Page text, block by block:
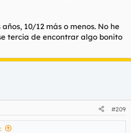
10/12 más o menos. No he
tercia de encontrar algo bonito
#209